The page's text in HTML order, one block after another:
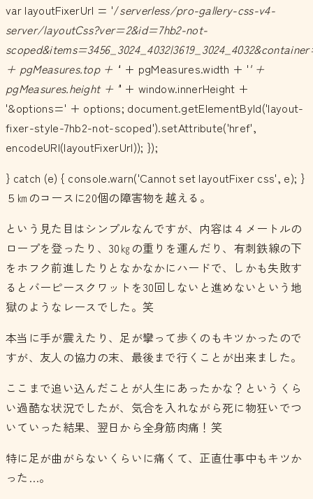
var layoutFixerUrl = '/serverless/pro-gallery-css-v4-
server/layoutCss?ver=2&id=7hb2-not-
+ pgMeasures.top + '' + pgMeasures.width + '' +
pgMeasures.height + '' + window.innerHeight +
'&options=' + options; document.getElementById('layout-
fixer-style-7hb2-not-scoped').setAttribute('href',
encodeURI(layoutFixerUrl)); });
} catch (e) { console.warn('Cannot set layoutFixer css', e); }
５㎞のコースに20個の障害物を越える。
という見た目はシンプルなんですが、内容は４メートルの
ロープを登ったり、30㎏の重りを運んだり、有刺鉄線の下
をホフク前進したりとなかなかにハードで、しかも失敗す
るとバーピースクワットを30回しないと進めないという地
獄のようなレースでした。笑
本当に手が震えたり、足が攣って歩くのもキツかったので
すが、友人の協力の末、最後まで行くことが出来ました。
ここまで追い込んだことが人生にあったかな？というくら
い過酷な状況でしたが、気合を入れながら死に物狂いでつ
いていった結果、翌日から全身筋肉痛！笑
特に足が曲がらないくらいに痛くて、正直仕事中もキツか
った…。